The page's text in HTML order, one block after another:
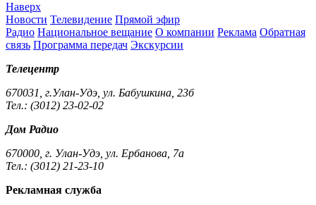
Наверх
Новости Телевидение Прямой эфир
Радио Национальное вещание О компании Реклама Обратная
связь Программа передач Экскурсии
Телецентр
670031, г.Улан-Удэ, ул. Бабушкина, 23б
Тел.: (3012) 23-02-02
Дом Радио
670000, г. Улан-Удэ, ул. Ербанова, 7а
Тел.: (3012) 21-23-10
Рекламная служба